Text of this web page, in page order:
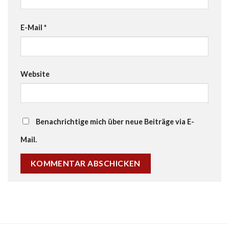
E-Mail *
Website
Benachrichtige mich über neue Beiträge via E-
Mail.